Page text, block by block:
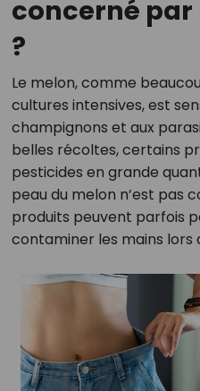
concerné par
?
Le melon, comme
cultures intensives, est
champignons et aux
belles récoltes, certains
pesticides en grande
peau du melon n’est pas
produits peuvent parfois
contaminer les mains lors